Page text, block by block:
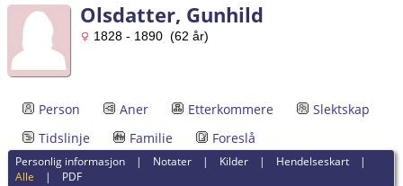
Olsdatter, Gunhild
1828 - 1890 (62 år)
Person Aner Etterkommere
Slektskap
Tidslinje
Familie Foreslå
Personlig informasjon | Notater | Kilder | Hendelseskart |
Alle | PDF